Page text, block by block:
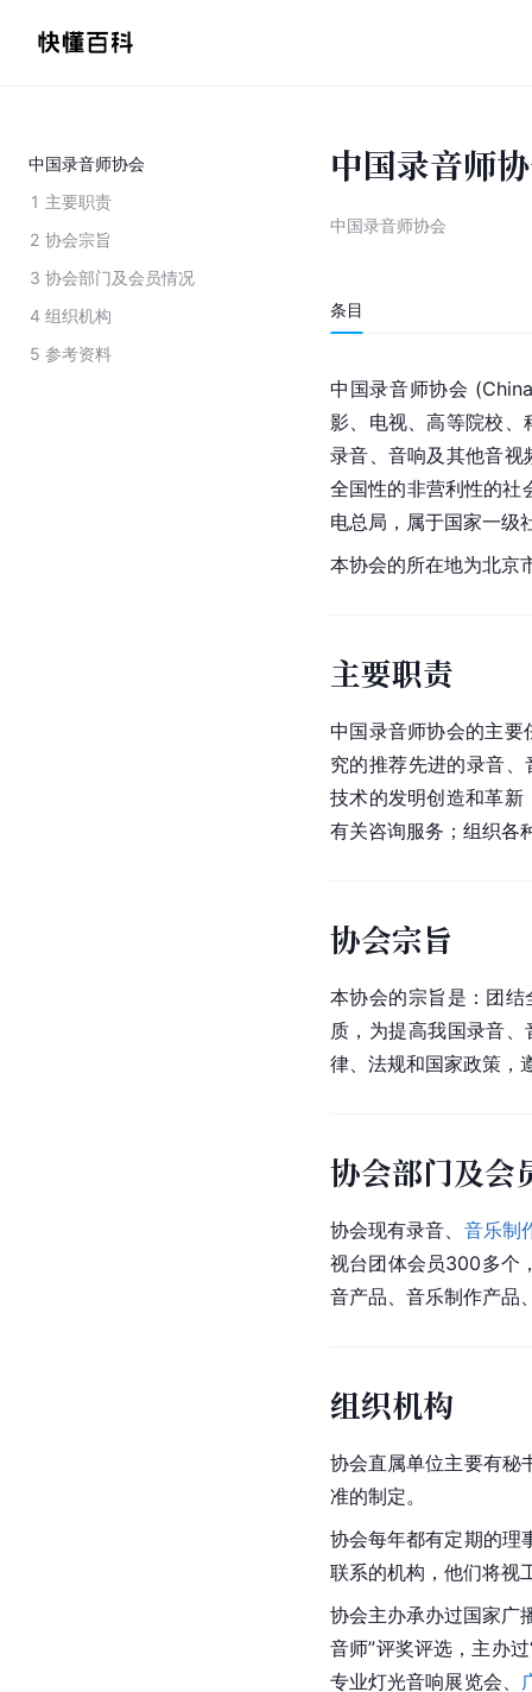
中国录音师协会
1 主要职责
2 协会宗旨
3 协会部门及会员情况
4 组织机构
5 参考资料
中国录音师
中国录音师协会
条目
中国录音师协会
影、电视、高等院校、
录音、音响及其他音视
全国性的非营利性的社
电总局 ，属于国家一级
本协会的所在地为北京
主要职责
中国录音师协会的主要
究的推荐先进的录音
技术的发明创造和革新
有关咨询服务；组织各
协会宗旨
本协会的宗旨是：团
质，为提高我国录音
律、法规和国家政策，
协会部门及会
协会现有录音、 音乐制
视台团体会员300多个
音产品、音乐制作产品
组织机构
协会直属单位主要有秘
准的制定。
协会每年都有定期的理
联系的机构，他们将视
协会主办承办过国家广
音师”评奖评选，主办
专业灯光音响展览会、